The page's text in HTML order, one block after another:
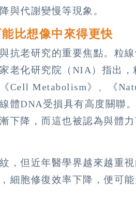
與代謝變慢等現象。
比想像中來得更快
抗老研究的重要焦點。粒
老化研究院（NIA）指出，
Cell Metabolism》、《
體DNA受損具有高度關聯
下降，而這也被認為與體
，但近年醫學界越來越重
細胞修復效率下降，便可